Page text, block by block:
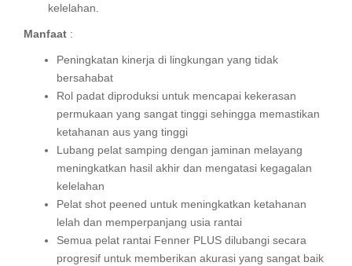
kelelahan.
Manfaat :
Peningkatan kinerja di lingkungan yang tidak
bersahabat
Rol padat diproduksi untuk mencapai kekerasan
permukaan yang sangat tinggi sehingga memastikan
ketahanan aus yang tinggi
Lubang pelat samping dengan jaminan melayang
meningkatkan hasil akhir dan mengatasi kegagalan
kelelahan
Pelat shot peened untuk meningkatkan ketahanan
lelah dan memperpanjang usia rantai
Semua pelat rantai Fenner PLUS dilubangi secara
progresif untuk memberikan akurasi yang sangat baik